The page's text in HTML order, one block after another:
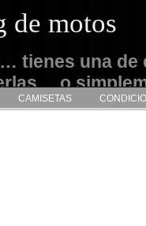
de motos
tienes una de
o
CAMISETAS